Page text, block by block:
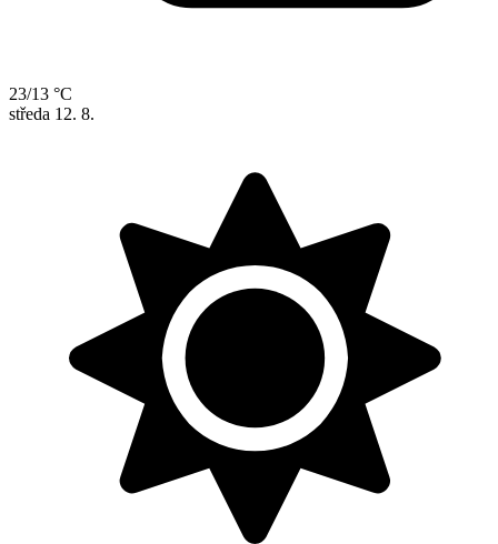
23/13 °C
středa 12. 8.